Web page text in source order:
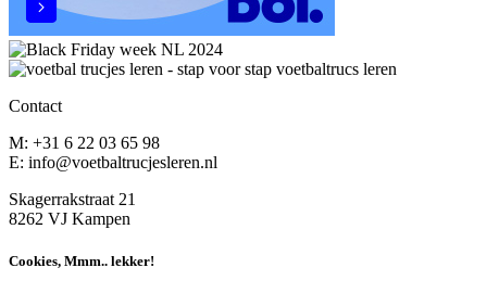
Contact
M: +31 6 22 03 65 98
E: info@voetbaltrucjesleren.nl
Skagerrakstraat 21
8262 VJ Kampen
Cookies, Mmm.. lekker!